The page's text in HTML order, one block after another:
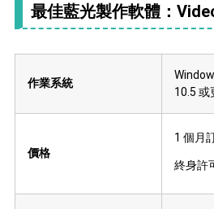
最佳藍光製作軟體：
作業系統
10.5 或
價格
1 個月
終身許